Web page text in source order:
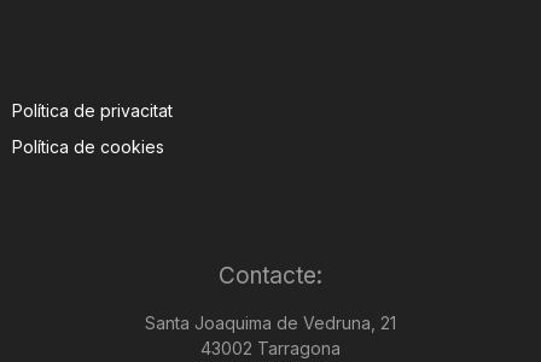
Política de privacitat
Política de cookies
Contacte:
Santa Joaquima de Vedruna, 21
43002 Tarragona